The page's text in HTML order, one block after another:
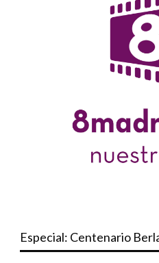
Especial: Centenario